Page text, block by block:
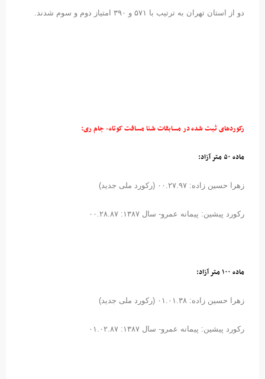
دو از استان تهران به ترتیب با ۵۷۱ و ۳۹۰ امتیاز دوم و سوم شدند.
رکوردهای ثبت شده در مسابقات شنا مسافت کوتاه- جام ری:
ماده ۵۰ متر آزاد:
زهرا حسین زاده: ۰۰.۲۷.۹۷ (رکورد ملی جدید)
رکورد پیشین: پیمانه عمرو- سال ۱۳۸۷: ۰۰.۲۸.۸۷
ماده ۱۰۰ متر آزاد:
زهرا حسین زاده: ۰۱.۰۱.۳۸ (رکورد ملی جدید)
رکورد پیشین: پیمانه عمرو- سال ۱۳۸۷: ۰۱.۰۲.۸۷